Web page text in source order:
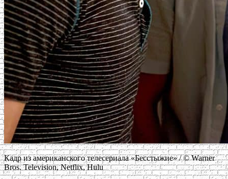
Кадр из американского телесериала «Бесстыжие» / © Warner
Bros. Television, Netflix, Hulu